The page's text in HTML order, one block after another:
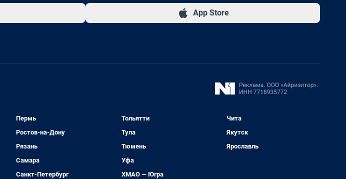
App Store
Пермь
Ростов-на-Дону
Рязань
Самара
Санкт-Петербург
Тольятти
Тула
Тюмень
Уфа
ХМАО — Югра
Чита
Якутск
Ярославль